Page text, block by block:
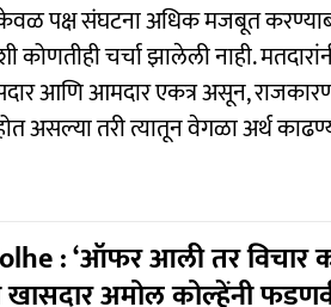
केवळ पक्ष संघटना अधिक मजबूत
कोणतीही चर्चा झालेली नाही.
आणि आमदार एकत्र असून,
होत असल्या तरी त्यातून वेगळा अर्थ
: ‘ऑफर आली तर विचार
खासदार अमोल कोल्हेंनी